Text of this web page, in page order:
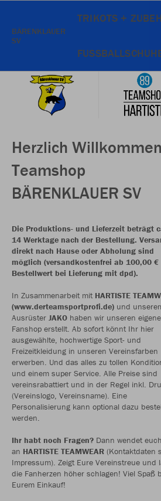
BÄRENKLAUER
SV
TRIKOTS +
FUSSBALLSCHUHE
Herzlich
Teamshop
BÄRENKLAUER SV
Die Produktions- und Lieferzeit beträgt
14 Werktage nach der Bestellung.
direkt nach Hause oder Abholung sind
möglich (versandkostenfrei ab 100,00 €
Bestellwert bei Lieferung mit dpd).
In Zusammenarbeit mit HARTISTE
(www.derteamsportprofi.de) und
Ausrüster JAKO haben wir unseren
Fanshop erstellt. Ab sofort könnt Ihr hier
ausgewählte, hochwertige Sport- und
Freizeitkleidung in unseren Vereinsfarben
erwerben. Und das alles zu tollen
und einem super Service. Alle Preise sind
vereinsrabattiert und in der Regel inkl.
(Vereinslogo, Vereinsname). Eine
Personalisierung kann optional dazu
werden.
Ihr habt noch Fragen? Dann wendet euch
an HARTISTE TEAMWEAR (Kontaktdaten
Impressum). Zeigt Eure Vereinstreue und
die Fanherzen höher schlagen! Viel Spaß
Eurem Einkauf!